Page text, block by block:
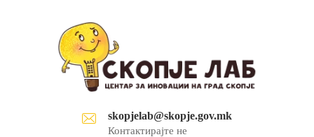
skopjelab@skopje.gov.mk
Контактирајте не